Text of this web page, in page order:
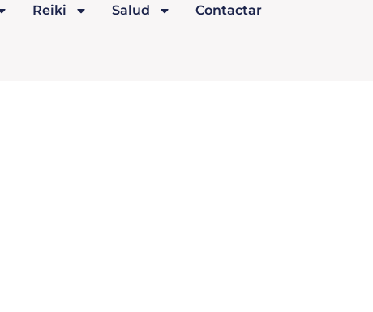
Reiki Salud Contactar